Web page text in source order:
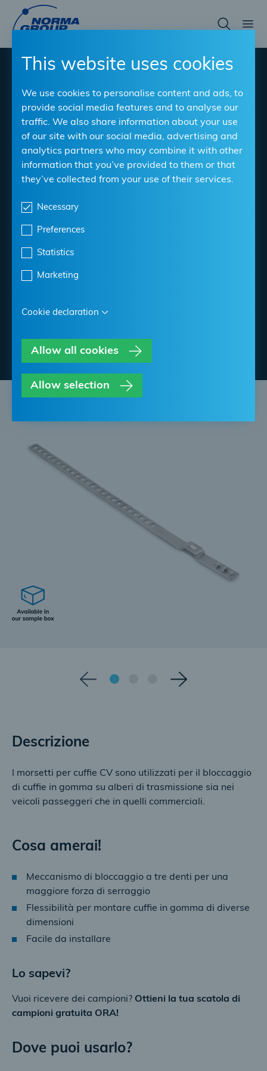
This website uses cookies
We use cookies to personalise content and ads, to
provide social media features and to analyse our
traffic. We also share information about your use
of our site with our social media, advertising and
analytics partners who may combine it with other
information that you’ve provided to them or that
they’ve collected from your use of their services.
Necessary
Preferences
Statistics
Marketing
Cookie declaration
Allow all cookies
Allow selection
content
NORMACLAMP
CV
Boot Clamp
Due morsetti coprono un campo di serraggio di 25 mm
- 120 mm
Materiale : W4
Intervalli di serraggio
Contatta NORMA
Descrizione
I morsetti per cuffie CV sono utilizzati per il bloccaggio
di cuffie in gomma su alberi di trasmissione sia nei
veicoli passeggeri che in quelli commerciali.
Cosa amerai!
Meccanismo di bloccaggio a tre denti per una
maggiore forza di serraggio
Flessibilità per montare cuffie in gomma di diverse
dimensioni
Facile da installare
Lo sapevi?
Vuoi ricevere dei campioni? Ottieni la tua scatola di
campioni gratuita ORA!
Dove puoi usarlo?